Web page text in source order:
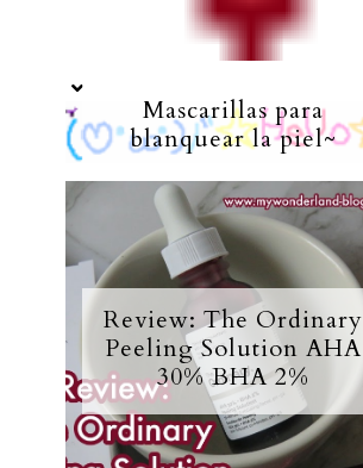
Mascarillas para
blanquear la piel~
Review: The Ordinary
Peeling Solution AHA
30% BHA 2%